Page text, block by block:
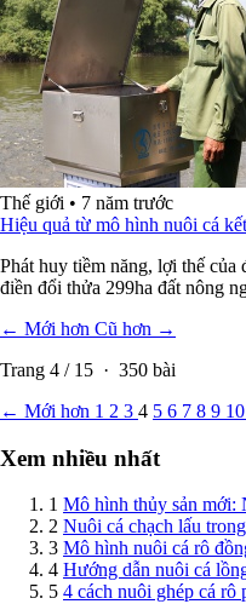
Thế giới • 7 năm trước
Hiệu quả từ mô hình nuôi cá
Phát huy tiềm năng, lợi thế
điền đổi thửa 299ha đất nông
← Mới hơn Cũ hơn →
Trang 4 / 15 · 350 bài
← Mới hơn 1 2 3 4 5 6 7 8 9 10
Xem nhiều nhất
1 Mô hình thủy sản mới:
2 Nuôi cá chạch lấu
3 Mô hình nuôi cá rô
4 Hướng dẫn nuôi cá
5 4 cách nuôi ghép cá rô